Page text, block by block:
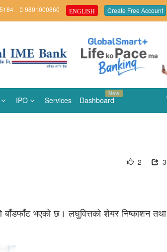
9801000860 ENGLISH Create Free Account
IPO Services Dashboard
New
3
2
भएको छ। लघुवित्तको शेयर निष्काशन तथा